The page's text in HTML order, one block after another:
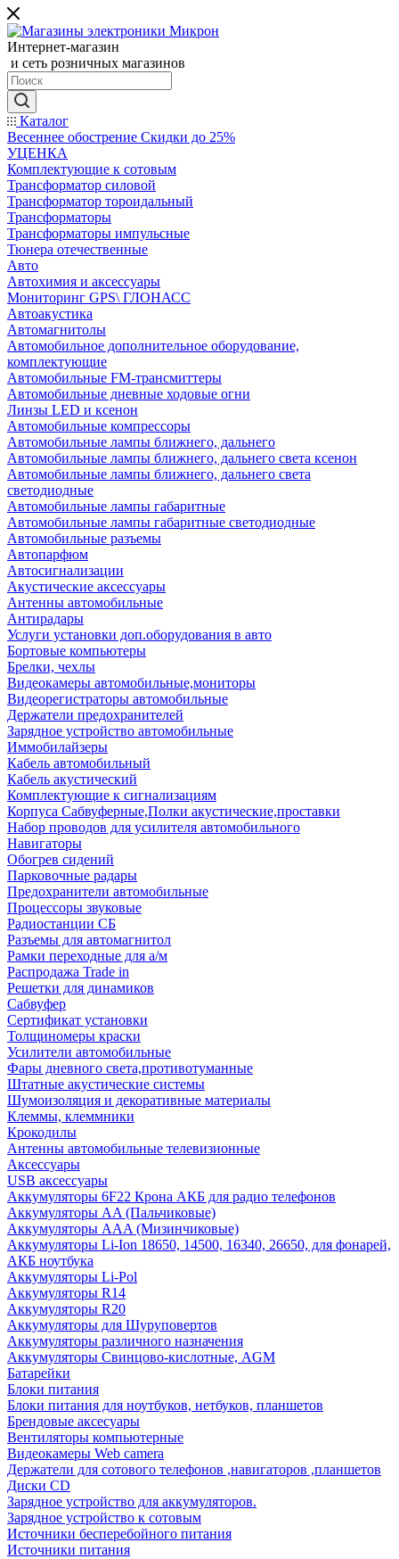
Интернет-магазин
и сеть розничных магазинов
Каталог
Весеннее обострение Скидки до 25%
УЦЕНКА
Комплектующие к сотовым
Трансформатор силовой
Трансформатор тороидальный
Трансформаторы
Трансформаторы импульсные
Тюнера отечественные
Авто
Автохимия и аксессуары
Мониторинг GPS\ ГЛОНАСС
Автоакустика
Автомагнитолы
Автомобильное дополнительное оборудование,
комплектующие
Автомобильные FM-трансмиттеры
Автомобильные дневные ходовые огни
Линзы LED и ксенон
Автомобильные компрессоры
Автомобильные лампы ближнего, дальнего
Автомобильные лампы ближнего, дальнего света ксенон
Автомобильные лампы ближнего, дальнего света
светодиодные
Автомобильные лампы габаритные
Автомобильные лампы габаритные светодиодные
Автомобильные разъемы
Автопарфюм
Автосигнализации
Акустические аксессуары
Антенны автомобильные
Антирадары
Услуги установки доп.оборудования в авто
Бортовые компьютеры
Брелки, чехлы
Видеокамеры автомобильные,мониторы
Видеорегистраторы автомобильные
Держатели предохранителей
Зарядное устройство автомобильные
Иммобилайзеры
Кабель автомобильный
Кабель акустический
Комплектующие к сигнализациям
Корпуса Сабвуферные,Полки акустические,проставки
Набор проводов для усилителя автомобильного
Навигаторы
Обогрев сидений
Парковочные радары
Предохранители автомобильные
Процессоры звуковые
Радиостанции СБ
Разъемы для автомагнитол
Рамки переходные для а/м
Распродажа Trade in
Решетки для динамиков
Сабвуфер
Сертификат установки
Толщиномеры краски
Усилители автомобильные
Фары дневного света,противотуманные
Штатные акустические системы
Шумоизоляция и декоративные материалы
Клеммы, клеммники
Крокодилы
Антенны автомобильные телевизионные
Аксессуары
USB аксессуары
Аккумуляторы 6F22 Крона АКБ для радио телефонов
Аккумуляторы AA (Пальчиковые)
Аккумуляторы AAA (Мизинчиковые)
Аккумуляторы Li-Ion 18650, 14500, 16340, 26650, для фонарей,
АКБ ноутбука
Аккумуляторы Li-Pol
Аккумуляторы R14
Аккумуляторы R20
Аккумуляторы для Шуруповертов
Аккумуляторы различного назначения
Аккумуляторы Свинцово-кислотные, AGM
Батарейки
Блоки питания
Блоки питания для ноутбуков, нетбуков, планшетов
Брендовые аксесуары
Вентиляторы компьютерные
Видеокамеры Web camera
Держатели для сотового телефонов ,навигаторов ,планшетов
Диски CD
Зарядное устройство для аккумуляторов.
Зарядное устройство к сотовым
Источники бесперебойного питания
Источники питания